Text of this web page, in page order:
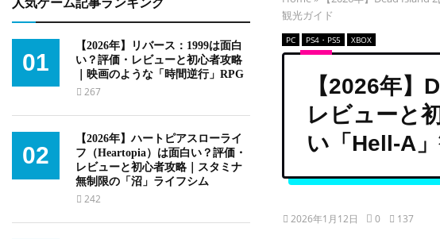
観光ガイド
PC PS4・PS5 XBOX
【2026年】
レビューと
い「Hell-A
2026年1月12日 0 137
01
【2026年】リバース：1999は面白
い？評価・レビューと初心者攻略
｜映画のような「時間逆行」RPG
267
02
【2026年】ハートピアスローライ
フ（Heartopia）は面白い？評価・
レビューと初心者攻略｜スタミナ
無制限の「沼」ライフシム
242